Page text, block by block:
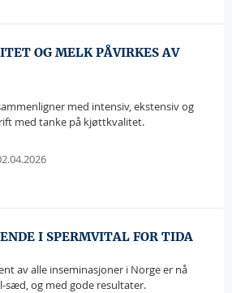
OG MELK PÅVIRKES AV
med intensiv, ekstensiv og
med tanke på kjøttkvalitet.
I SPERMVITAL FOR TIDA
av alle inseminasjoner i Norge er nå
sæd, og med gode resultater.